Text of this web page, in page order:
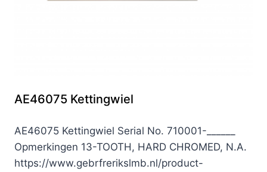
AE46075 Kettingwiel
AE46075 Kettingwiel Serial No. 710001-______
Opmerkingen 13-TOOTH, HARD CHROMED, N.A.
https://www.gebrfrerikslmb.nl/product-